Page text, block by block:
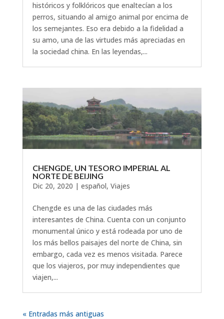
históricos y folklóricos que enaltecían a los
perros, situando al amigo animal por encima de
los semejantes. Eso era debido a la fidelidad a
su amo, una de las virtudes más apreciadas en
la sociedad china. En las leyendas,...
CHENGDE, UN TESORO IMPERIAL AL
NORTE DE BEIJING
Dic 20, 2020 | español, Viajes
Chengde es una de las ciudades más
interesantes de China. Cuenta con un conjunto
monumental único y está rodeada por uno de
los más bellos paisajes del norte de China, sin
embargo, cada vez es menos visitada. Parece
que los viajeros, por muy independientes que
viajen,...
« Entradas más antiguas